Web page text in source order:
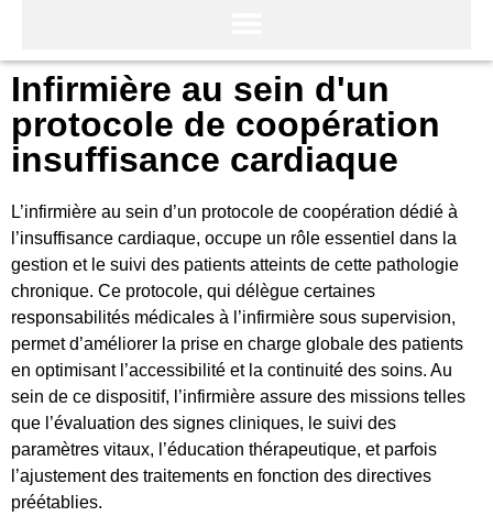
Infirmière au sein d'un
protocole de coopération
insuffisance cardiaque
L’infirmière au sein d’un protocole de coopération dédié à
l’insuffisance cardiaque, occupe un rôle essentiel dans la
gestion et le suivi des patients atteints de cette pathologie
chronique. Ce protocole, qui délègue certaines
responsabilités médicales à l’infirmière sous supervision,
permet d’améliorer la prise en charge globale des patients
en optimisant l’accessibilité et la continuité des soins. Au
sein de ce dispositif, l’infirmière assure des missions telles
que l’évaluation des signes cliniques, le suivi des
paramètres vitaux, l’éducation thérapeutique, et parfois
l’ajustement des traitements en fonction des directives
préétablies.